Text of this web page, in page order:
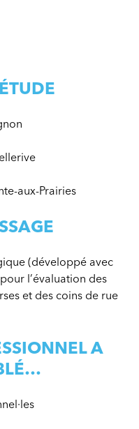
aux-Prairies
(développé avec
l’évaluation des
et des coins de rue
A